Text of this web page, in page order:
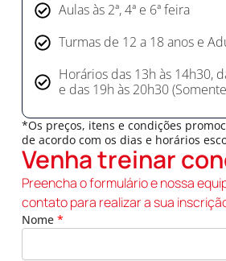
Aulas às 2ª, 4ª e 6ª feira
Turmas de 12 a 18 anos e
Horários das 13h às 14h30,
e das 19h às 20h30
*Os preços, itens e condições
de acordo com os dias e horários
Venha treinar
Preencha o formulário e nossa
contato para realizar a sua
Nome *